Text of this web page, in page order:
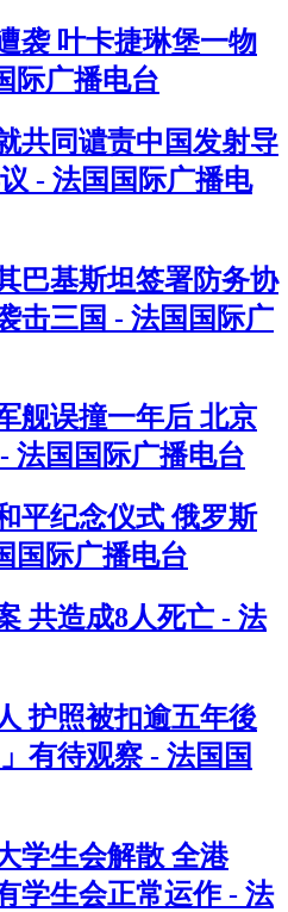
袭 叶卡捷琳堡一物
际广播电台
共同谴责中国发射导
- 法国国际广播电
巴基斯坦签署防务协
击三国 - 法国国际广
舰误撞一年后 北京
法国国际广播电台
平纪念仪式 俄罗斯
国际广播电台
共造成8人死亡 - 法
护照被扣逾五年後
有待观察 - 法国国
学生会解散 全港
学生会正常运作 - 法